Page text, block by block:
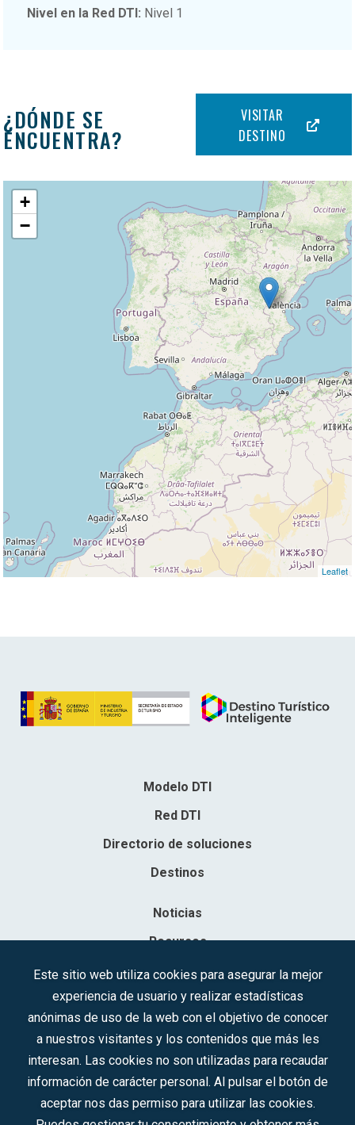
Nivel en la Red DTI: Nivel 1
¿DÓNDE SE
ENCUENTRA?
VISITAR
DESTINO
+
−
Leaflet
Modelo DTI
Red DTI
Directorio de soluciones
Destinos
Noticias
Recursos
Contacto
Sociedad Mercantil Estatal para la Gestión de la Innovación y las
Inscrita en el R.M. de Madrid, T, 12593, Se. 8, F. 129, H. 201.307.
C.I.F.: A-81/874.984
Síguenos en redes sociales:
Este sitio web utiliza cookies para asegurar la mejor
experiencia de usuario y realizar estadísticas
anónimas de uso de la web con el objetivo de conocer
a nuestros visitantes y los contenidos que más les
interesan. Las cookies no son utilizadas para recaudar
información de carácter personal. Al pulsar el botón de
aceptar nos das permiso para utilizar las cookies.